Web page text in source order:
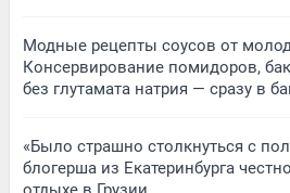
Модные рецепты соусов от
Консервирование помидоров,
без глутамата натрия — сразу в
«Было страшно столкнуться с
блогерша из Екатеринбурга